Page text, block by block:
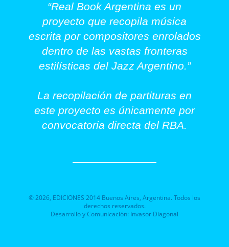
“Real Book Argentina es un
proyecto que recopila música
escrita por compositores enrolados
dentro de las vastas fronteras
estilísticas del Jazz Argentino.”
La recopilación de partituras en
este proyecto es únicamente por
convocatoria directa del RBA.
©2026, EDICIONES 2014 Buenos Aires, Argentina. Todos los
derechos reservados.
Desarrollo y Comunicación: Invasor Diagonal